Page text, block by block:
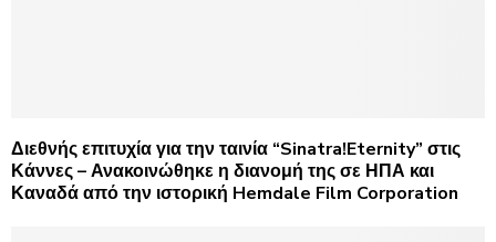
Διεθνής επιτυχία για την ταινία “Sinatra!Eternity” στις
Κάννες – Ανακοινώθηκε η διανομή της σε ΗΠΑ και
Καναδά από την ιστορική Hemdale Film Corporation